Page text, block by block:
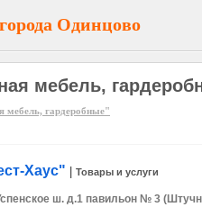
Одинцово
мебель,
мебель, гардеробные"
Хаус" Товары и услуги
ш. д.1 павильон № 3